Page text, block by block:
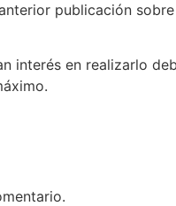
publicación
interés en realizarlo